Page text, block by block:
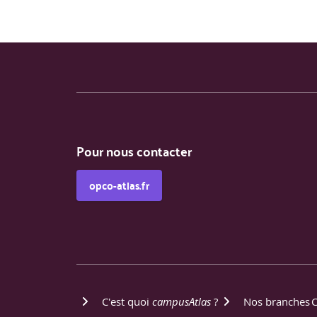
Pour nous contacter
opco-atlas.fr
C'est quoi campusAtlas ? Nos branches